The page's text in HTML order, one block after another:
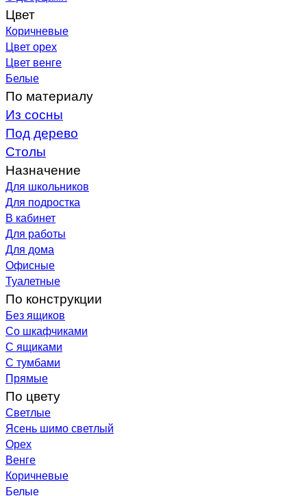
Цвет
Коричневые
Цвет орех
Цвет венге
Белые
По материалу
Из сосны
Под дерево
Столы
Назначение
Для школьников
Для подростка
В кабинет
Для работы
Для дома
Офисные
Туалетные
По конструкции
Без ящиков
Со шкафчиками
С ящиками
С тумбами
Прямые
По цвету
Светлые
Ясень шимо светлый
Орех
Венге
Коричневые
Белые